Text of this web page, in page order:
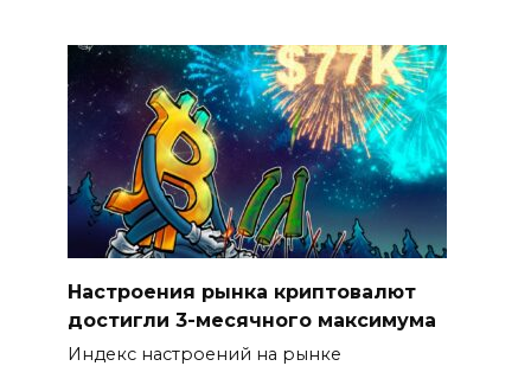
Настроения рынка криптовалют
достигли 3-месячного максимума
Индекс настроений на рынке